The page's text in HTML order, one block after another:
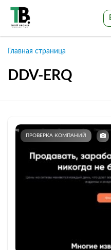
Главная страница
DDV-ERQ
ПРОВЕРКА КОМПАНИЙ